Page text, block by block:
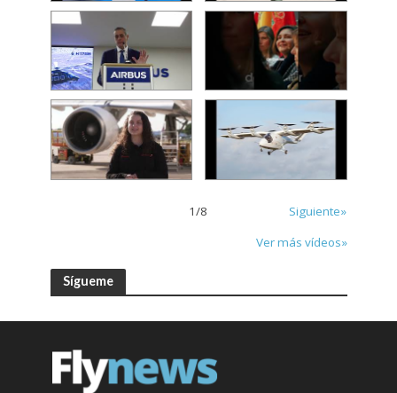
1/8
Siguiente»
Ver más vídeos»
Sígueme